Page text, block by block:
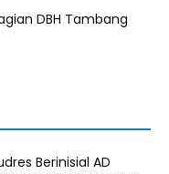
DBH Tambang
Berinisial AD